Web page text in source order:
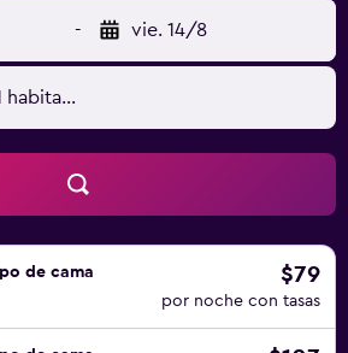
Club de golf Little Walmer está
y Club de campo Walmer está a
(Aeropuerto internacional de Port
- vie. 14/8
habitación
de cama
$79
por noche con tasas